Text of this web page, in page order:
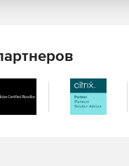
Anti-Executable
блокируя всякую
инсталляции